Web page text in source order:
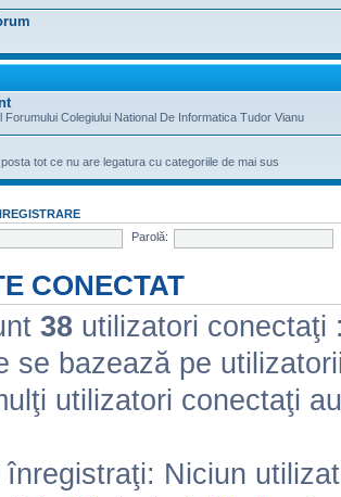
Forumului Colegiului National De Informatica Tudor Vianu
tot ce nu are legatura cu categoriile de mai sus
Parolă:
CONECTAT
38 utilizatori conectaţi
se bazează pe
utilizatori conectaţi
înregistraţi: Niciun